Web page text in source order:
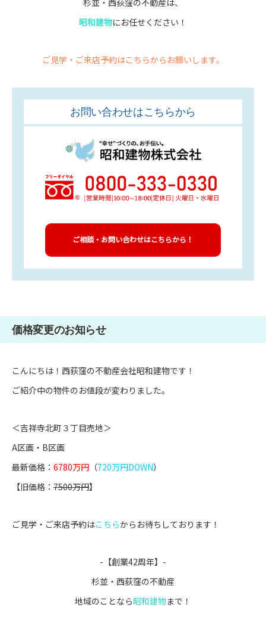
昭和建物にお任せください！
ご見学・ご来店予約はこちらからお願いします。
お問い合わせはこちらから
ご相談・お問い合わせはこちらから！
価格変更のお知らせ
こんにちは！西荻窪の不動産会社昭和建物です！
ご紹介中の物件のお値段が変わりました。
＜吉祥寺北町３丁目売地＞
A区画 ・ B区画
最新価格： 6780万円 （720万円DOWN）
【旧価格： 7500万円】
ご見学・ご来店予約はこちらからお待ちしております！
-【創業42周年】-
杉並・西荻窪の不動産
地域のことなら昭和建物まで！